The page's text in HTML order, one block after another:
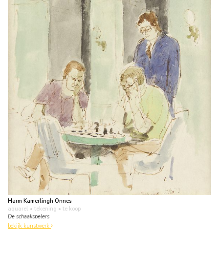
Harm Kamerlingh Onnes
aquarel • tekening • te koop
De schaakspelers
bekijk kunstwerk